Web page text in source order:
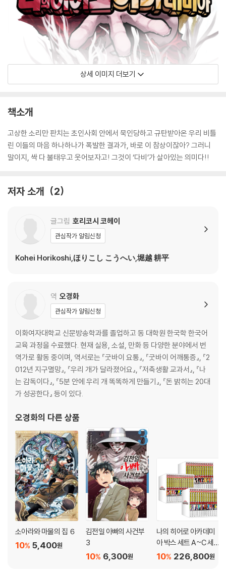
상세 이미지 더보기
책소개
고상한 소리만 판치는 초인사회 안에서 묵인당하고 규탄받아온 우리 비틀
린 이들의 마음 하나하나가 폭발한 결과가, 바로 이 참상이잖아? 그러니
말이지, 싹 다 불태우고 웃어보자고! 그것이 ‘다비’가 살아있는 의미다!!
저자 소개 2
글그림 호리코시 코헤이
관심작가 알림신청
Kohei Horikoshi,ほりこし こうへい,堀越 耕平
역 오경화
관심작가 알림신청
이화여자대학교 신문방송학과를 졸업하고 동 대학원 한국학 한국어
교육 과정을 수료했다. 현재 실용, 소설, 만화 등 다양한 분야에서 번
역가로 활동 중이며, 역서로는 『굿바이 요통』, 『굿바이 어깨통증』, 『2
012년 지구멸망』, 『우리 개가 달라졌어요』, 『저축생활 교과서』, 『나
는 감독이다』, 『5분 안에 우리 개 똑똑하게 만들기』, 『돈 밝히는 20대
가 성공한다』 등이 있다.
오경화의 다른 상품
소아라와 마물의 집 ６
5,400원
10%
김전일 아빠의 사건부
3
6,300원
10%
나의 히어로 아카데미
아 박스 세트 A~C 세
트
226,800원
10%